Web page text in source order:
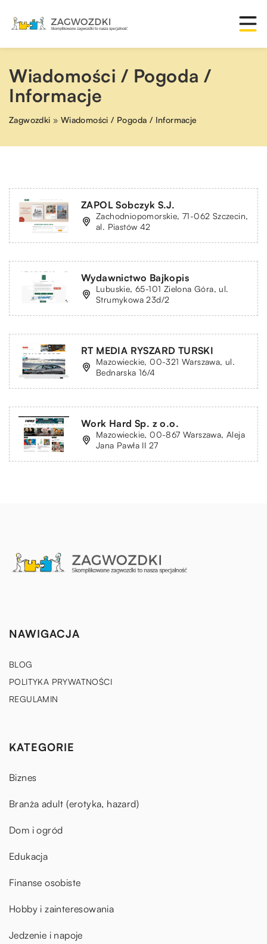
Wiadomości / Pogoda /
Informacje
Zagwozdki » Wiadomości / Pogoda / Informacje
ZAPOL Sobczyk S.J.
Zachodniopomorskie, 71-062 Szczecin,
al. Piastów 42
Wydawnictwo Bajkopis
Lubuskie, 65-101 Zielona Góra, ul.
Strumykowa 23d/2
RT MEDIA RYSZARD TURSKI
Mazowieckie, 00-321 Warszawa, ul.
Bednarska 16/4
Work Hard Sp. z o.o.
Mazowieckie, 00-867 Warszawa, Aleja
Jana Pawła II 27
NAWIGACJA
BLOG
POLITYKA PRYWATNOŚCI
REGULAMIN
KATEGORIE
Biznes
Branża adult (erotyka, hazard)
Dom i ogród
Edukacja
Finanse osobiste
Hobby i zainteresowania
Jedzenie i napoje